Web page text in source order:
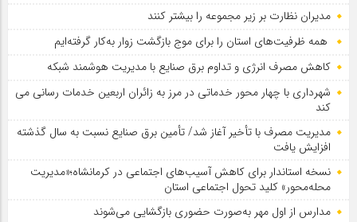
مدیران نظارت بر زیر مجموعه را بیشتر کنند
همه ظرفیت‌های استان را برای موج بازگشت زوار به‌کار گرفته‌ایم
کاهش مصرف انرژی و تداوم برق صنایع با مدیریت هوشمند شبکه
شهرداری با چهار محور خدماتی در مرز به زائران اربعین خدمات رسانی می
کند
مدیریت مصرف با تأخیر آغاز شد/ تأمین برق صنایع نسبت به سال گذشته
افزایش یافت
نسخه استاندار برای کاهش آسیب‌های اجتماعی در کرمانشاه؛«مدیریت
محله‌محور» کلید تحول اجتماعی استان
مدارس از اول مهر به‌صورت حضوری بازگشایی می‌شوند